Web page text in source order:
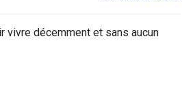
vivre décemment et sans aucun